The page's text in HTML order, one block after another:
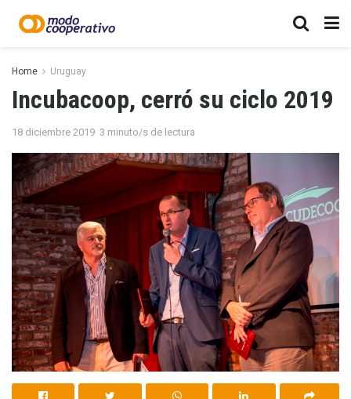
Home Uruguay
Incubacoop, cerró su ciclo 2019
18 diciembre 2019 3 minuto/s de lectura